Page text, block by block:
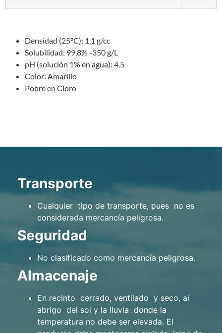
Densidad (25ºC): 1,1 g/cc
Solubilidad: 99,8% -350 g/L
pH (solución 1% en agua): 4,5
Color: Amarillo
Pobre en Cloro
Transporte
Cualquier tipo de transporte, pues no es
considerada mercancía peligrosa.
Seguridad
No clasificado como mercancía peligrosa.
Almacenaje
En recinto cerrado, ventilado y seco, al
abrigo del sol y la lluvia donde la
temperatura no debe ser elevada. El